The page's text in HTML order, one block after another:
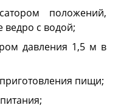
положений,
ведро с водой;
давления 1,5 м в
пищи;